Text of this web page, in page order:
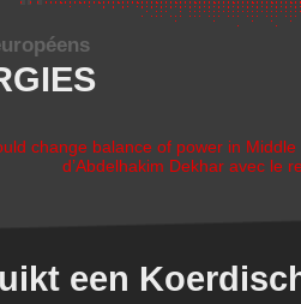
change balance of power in Middle
d’Abdelhakim Dekhar avec le
een